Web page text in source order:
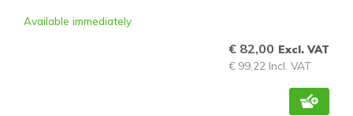
Available immediately
€ 82,00 Excl. VAT
€ 99,22 Incl. VAT